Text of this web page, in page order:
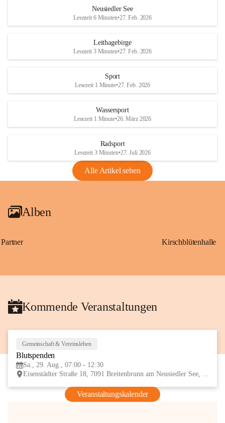
S
und den daraus folgenden wirtschaftlichen
Maßnahmen zur Bekämpfung
Rebe und der Amerikanischen
Anhang VBl. EU Nr. 18
1 Seite•1,4 MB
VBl. EU Nr. 18_2026
r
S
Neusiedler See
Lesezeit 6 Minuten•27. Feb. 2026
Leithagebirge
Lesezeit 3 Minuten•27. Feb. 2026
Sport
Lesezeit 1 Minute•27. Feb. 2026
Wassersport
Lesezeit 1 Minute•26. März 2026
Radsport
Lesezeit 3 Minuten•27. Juli 2026
Alle Artikel sehen
Alben
Partner Kirschblütenhalle
Kommende Veranstaltungen
Gemeinschaft & Vereinsleben
Blutspenden
Sa., 29. Aug., 07:00 - 12:30
Eisenstädter Straße 18, 7091 Breitenbrunn am Neusiedler See, AUT
Veranstaltungskalender